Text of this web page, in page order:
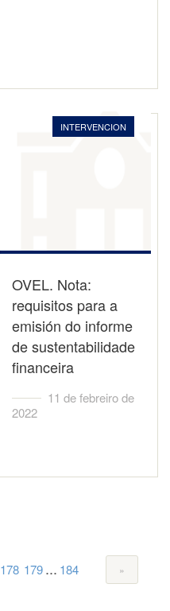
INTERVENCION
OVEL. Nota:
requisitos para a
emisión do informe
de sustentabilidade
financeira
11 de febreiro de
2022
178 179... 184